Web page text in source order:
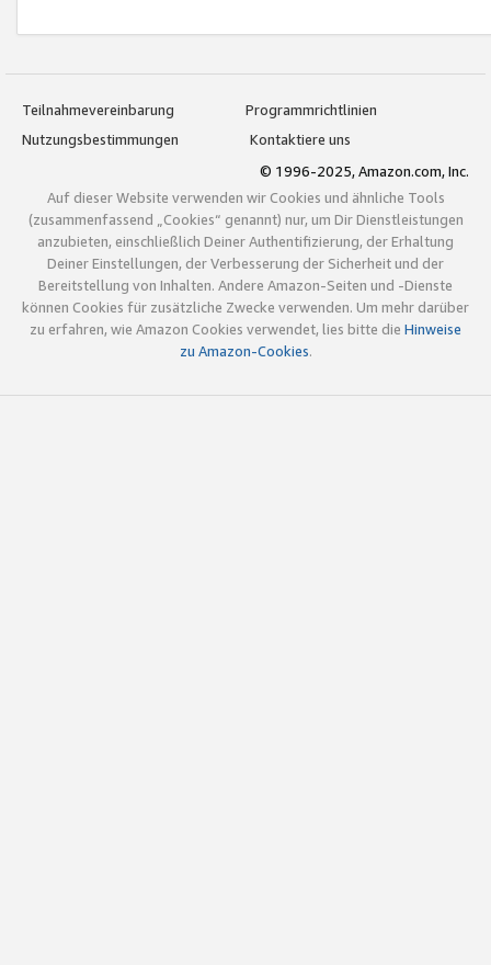
Teilnahmevereinbarung
Programmrichtlinien
Nutzungsbestimmungen
Kontaktiere uns
© 1996-2025, Amazon.com, Inc.
Auf dieser Website verwenden wir Cookies und ähnliche Tools
(zusammenfassend „Cookies“ genannt) nur, um Dir Dienstleistungen
anzubieten, einschließlich Deiner Authentifizierung, der Erhaltung
Deiner Einstellungen, der Verbesserung der Sicherheit und der
Bereitstellung von Inhalten. Andere Amazon-Seiten und -Dienste
können Cookies für zusätzliche Zwecke verwenden. Um mehr darüber
zu erfahren, wie Amazon Cookies verwendet, lies bitte die Hinweise
zu Amazon-Cookies.